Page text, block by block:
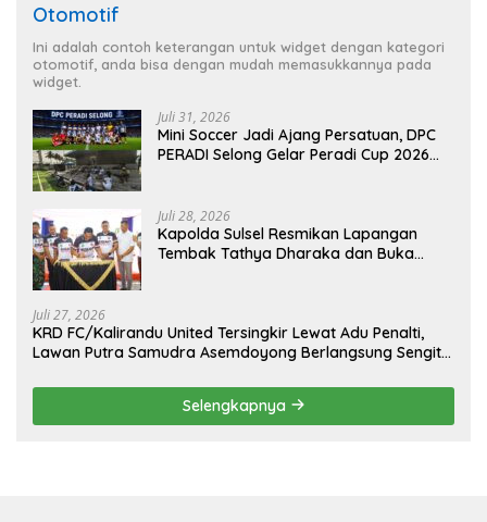
Otomotif
Ini adalah contoh keterangan untuk widget dengan kategori
otomotif, anda bisa dengan mudah memasukkannya pada
widget.
Juli 31, 2026
Mini Soccer Jadi Ajang Persatuan, DPC
PERADI Selong Gelar Peradi Cup 2026
Juli 28, 2026
Kapolda Sulsel Resmikan Lapangan
Tembak Tathya Dharaka dan Buka
Juli 27, 2026
KRD FC/Kalirandu United Tersingkir Lewat Adu Penalti,
Lawan Putra Samudra Asemdoyong Berlangsung Sengit
Selengkapnya